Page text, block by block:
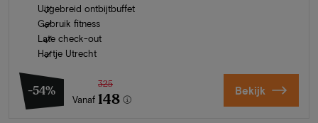
Uitgebreid ontbijtbuffet
Gebruik fitness
Late check-out
Hartje Utrecht
-54%
Vanaf
325
148 Bekijk